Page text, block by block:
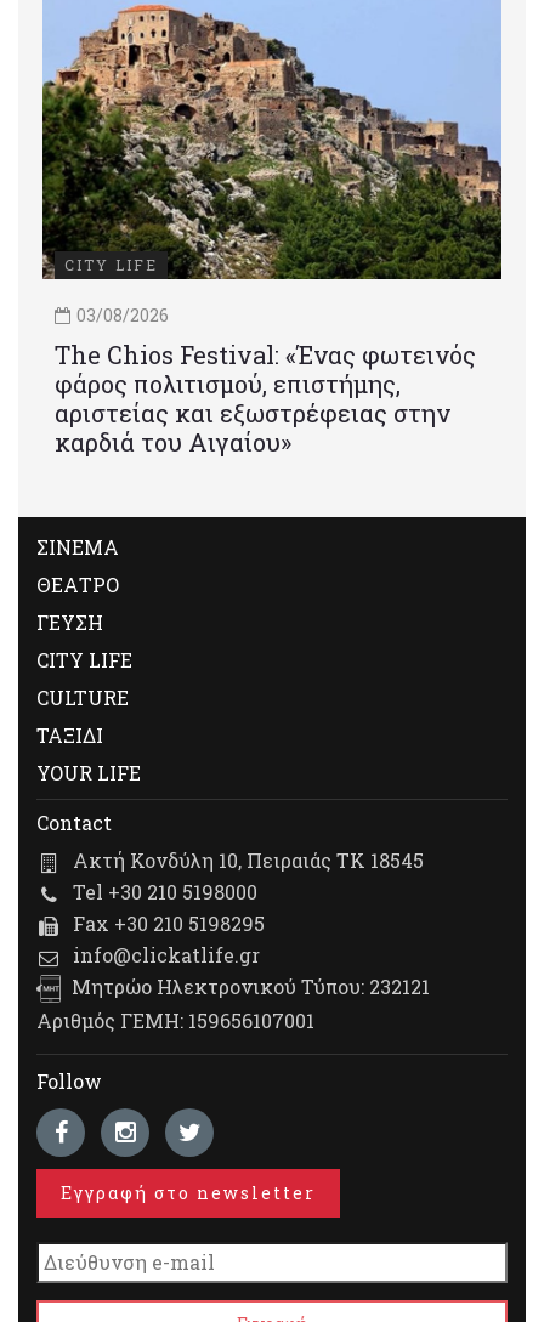
CITY LIFE
03/08/2026
Τhe Chios Festival: «Ένας φωτεινός
φάρος πολιτισμού, επιστήμης,
αριστείας και εξωστρέφειας στην
καρδιά του Αιγαίου»
ΣΙΝΕΜΑ
ΘΕΑΤΡΟ
ΓΕΥΣΗ
CITY LIFE
CULTURE
ΤΑΞΙΔΙ
YOUR LIFE
Contact
Ακτή Κονδύλη 10, Πειραιάς ΤΚ 18545
Tel +30 210 5198000
Fax +30 210 5198295
info@clickatlife.gr
Μητρώο Ηλεκτρονικού Τύπου: 232121
Αριθμός ΓΕΜΗ: 159656107001
Follow
Εγγραφή στο newsletter